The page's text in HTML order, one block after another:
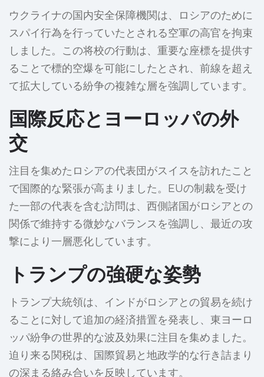
ウクライナの国内安全保障機関は、ロシアのために
スパイ行為を行っていたとされる空軍の高官を拘束
しました。この将校の行動は、重要な座標を提供す
ることで標的空爆を可能にしたとされ、前線を超え
て拡大している紛争の複雑な層を強調しています。
国際反応とヨーロッパの外
交
注目を集めたロシアの代表団がスイスを訪れたこと
で国際的な緊張が高まりました。EUの制裁を受け
た一部の代表を含む訪問は、西側諸国がロシアとの
関係で維持する微妙なバランスを強調し、最近の攻
撃により一層悪化しています。
トランプの強硬な姿勢
トランプ大統領は、インドがロシアとの貿易を続け
ることに対して追加の経済措置を発表し、東ヨーロ
ッパ紛争の世界的な波及効果に注目を集めました。
迫り来る関税は、国際貿易と地政学的な行き詰まり
の深まる絡み合いを反映しています。